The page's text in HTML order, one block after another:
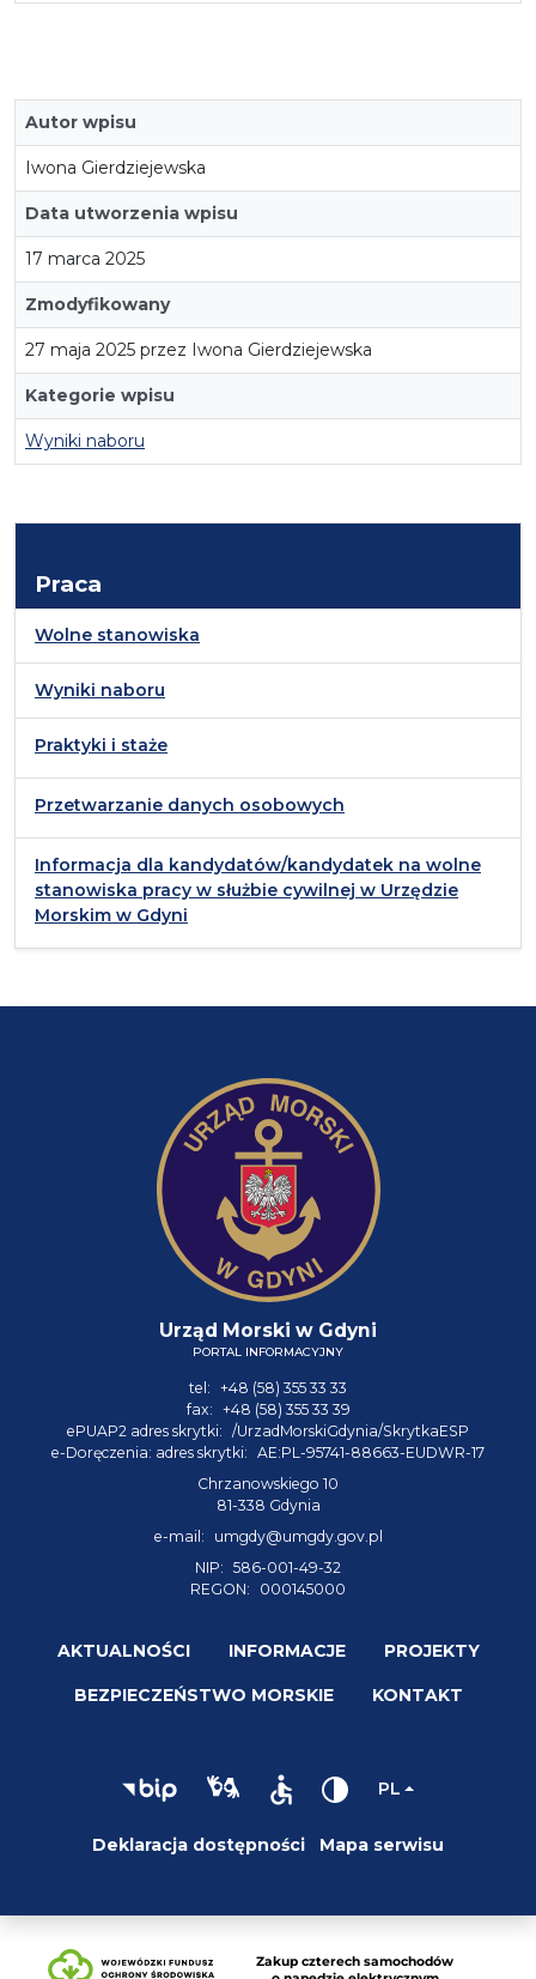
Autor wpisu
Iwona Gierdziejewska
Data utworzenia wpisu
17 marca 2025
Zmodyfikowany
27 maja 2025 przez Iwona Gierdziejewska
Kategorie wpisu
Wyniki naboru
Praca
Wolne stanowiska
Wyniki naboru
Praktyki i staże
Przetwarzanie danych osobowych
Informacja dla kandydatów/kandydatek na wolne
stanowiska pracy w służbie cywilnej w Urzędzie
Morskim w Gdyni
Urząd Morski w Gdyni
PORTAL INFORMACYJNY
tel: +48 (58) 355 33 33
fax: +48 (58) 355 33 39
ePUAP2 adres skrytki: /UrzadMorskiGdynia/SkrytkaESP
e-Doręczenia: adres skrytki: AE:PL-95741-88663-EUDWR-17
Chrzanowskiego 10
81-338 Gdynia
e-mail:
umgdy@umgdy.gov.pl
NIP: 586-001-49-32
REGON:
000145000
AKTUALNOŚCI INFORMACJE PROJEKTY
BEZPIECZEŃSTWO MORSKIE KONTAKT
PL
Deklaracja dostępności Mapa serwisu